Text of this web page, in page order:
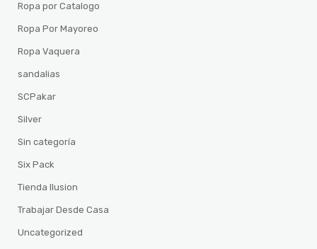
Ropa por Catalogo
Ropa Por Mayoreo
Ropa Vaquera
sandalias
SCPakar
Silver
Sin categoría
Six Pack
Tienda Ilusion
Trabajar Desde Casa
Uncategorized